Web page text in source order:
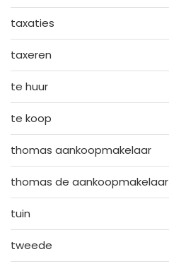
taxaties
taxeren
te huur
te koop
thomas aankoopmakelaar
thomas de aankoopmakelaar
tuin
tweede